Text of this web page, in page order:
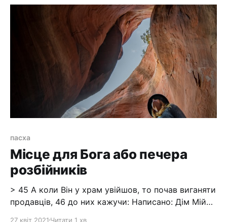
сказали: Нащо таке марнотратство? 9 Бо дорого
пасха
Місце для Бога або печера
розбійників
> 45 А коли Він у храм увійшов, то почав виганяти
продавців, 46 до них кажучи: Написано: Дім Мій
27 квіт 2021 Читати 1 хв